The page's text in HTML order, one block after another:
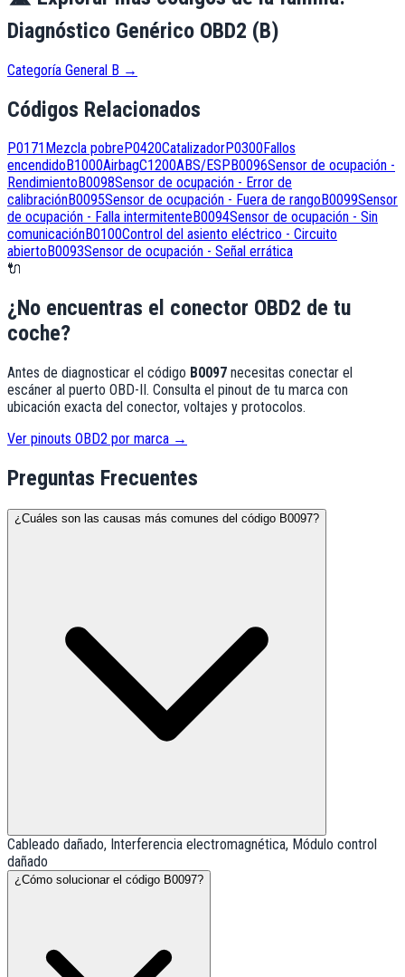
Diagnóstico Genérico OBD2 (B)
Categoría General B →
Códigos Relacionados
P0171 Mezcla pobre P0420CatalizadorP0300 Fallos
encendido B1000AirbagC1200ABS/ESP B0096Sensor de ocupación -
Rendimiento B0098Sensor de ocupación - Error de
calibraciónB0095Sensor de ocupación - Fuera de rango B0099Sensor
de ocupación - Falla intermitente B0094Sensor de ocupación - Sin
comunicaciónB0100Control del asiento eléctrico - Circuito
abierto B0093Sensor de ocupación - Señal errática
🔌
¿No encuentras el conector OBD2 de tu
coche?
Antes de diagnosticar el código B0097 necesitas conectar el
escáner al puerto OBD-II. Consulta el pinout de tu marca con
ubicación exacta del conector, voltajes y protocolos.
Ver pinouts OBD2 por marca →
Preguntas Frecuentes
¿Cuáles son las causas más comunes del código B0097?
Cableado dañado, Interferencia electromagnética, Módulo control
dañado
¿Cómo solucionar el código B0097?